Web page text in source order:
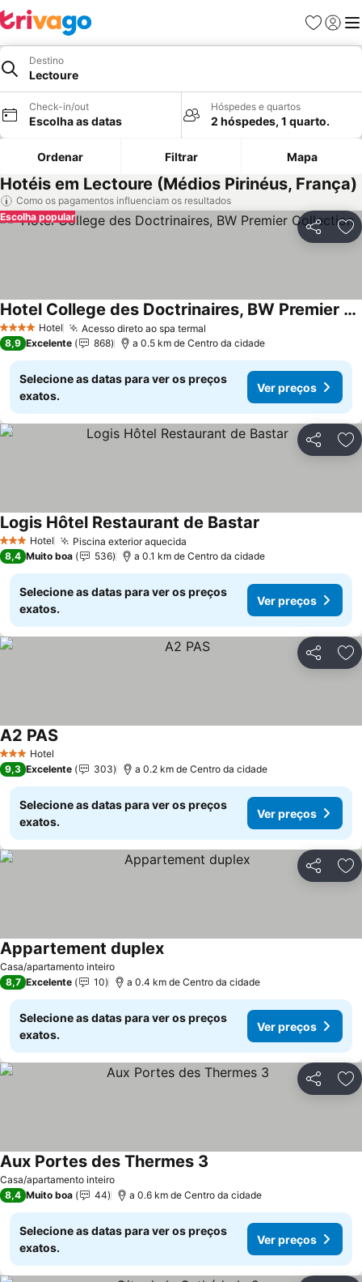
Favoritos
Iniciar
Destino
Lectoure
Check-in/out
Escolha as datas
Hóspedes e quartos
2 hóspedes, 1 quarto.
Ordenar Filtrar Mapa
Hotéis em Lectoure (Médios Pirinéus, França)
Como os pagamentos influenciam os resultados
Partilhar
Escolha popular
4 EstrelasHotel Acesso direto ao spa termal
Hotel College des Doctrinaires, BW Premier Collection
8,9 Excelente 868 a 0.5 km de Centro da cidade
Selecione as datas para ver os preços
exatos.
Ver preços
Partilhar
3 EstrelasHotel Piscina exterior aquecida
Logis Hôtel Restaurant de Bastar
8,4 Muito boa 536 a 0.1 km de Centro da cidade
Selecione as datas para ver os preços
exatos.
Ver preços
Partilhar
3 EstrelasHotel
A2 PAS
9,3 Excelente 303 a 0.2 km de Centro da cidade
Selecione as datas para ver os preços
exatos.
Ver preços
Partilhar
Casa/apartamento inteiro
Appartement duplex
8,7 Excelente 10 a 0.4 km de Centro da cidade
Selecione as datas para ver os preços
exatos.
Ver preços
Partilhar
Casa/apartamento inteiro
Aux Portes des Thermes 3
8,4 Muito boa 44 a 0.6 km de Centro da cidade
Selecione as datas para ver os preços
exatos.
Ver preços